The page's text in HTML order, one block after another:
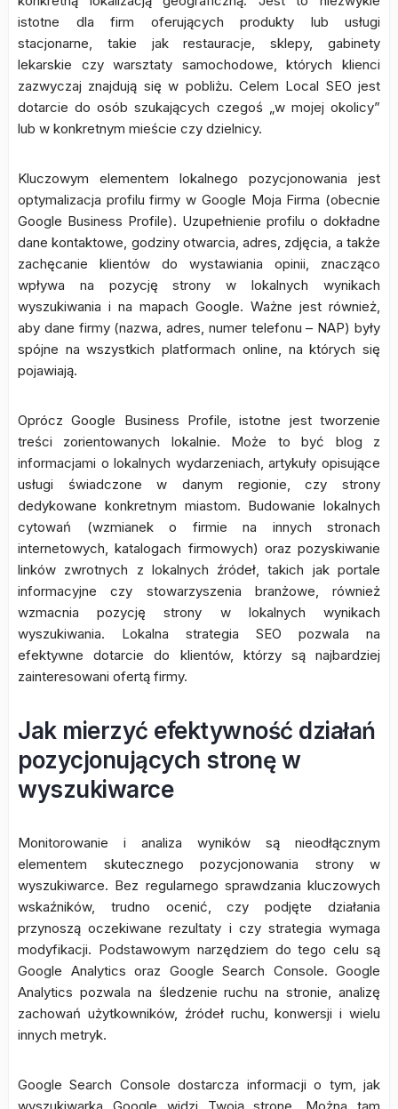
istotne dla firm oferujących produkty lub usługi
stacjonarne, takie jak restauracje, sklepy, gabinety
lekarskie czy warsztaty samochodowe, których klienci
zazwyczaj znajdują się w pobliżu. Celem Local SEO jest
dotarcie do osób szukających czegoś „w mojej okolicy”
lub w konkretnym mieście czy dzielnicy.
Kluczowym elementem lokalnego pozycjonowania jest
optymalizacja profilu firmy w Google Moja Firma (obecnie
Google Business Profile). Uzupełnienie profilu o dokładne
dane kontaktowe, godziny otwarcia, adres, zdjęcia, a także
zachęcanie klientów do wystawiania opinii, znacząco
wpływa na pozycję strony w lokalnych wynikach
wyszukiwania i na mapach Google. Ważne jest również,
aby dane firmy (nazwa, adres, numer telefonu – NAP) były
spójne na wszystkich platformach online, na których się
pojawiają.
Oprócz Google Business Profile, istotne jest tworzenie
treści zorientowanych lokalnie. Może to być blog z
informacjami o lokalnych wydarzeniach, artykuły opisujące
usługi świadczone w danym regionie, czy strony
dedykowane konkretnym miastom. Budowanie lokalnych
cytowań (wzmianek o firmie na innych stronach
internetowych, katalogach firmowych) oraz pozyskiwanie
linków zwrotnych z lokalnych źródeł, takich jak portale
informacyjne czy stowarzyszenia branżowe, również
wzmacnia pozycję strony w lokalnych wynikach
wyszukiwania. Lokalna strategia SEO pozwala na
efektywne dotarcie do klientów, którzy są najbardziej
zainteresowani ofertą firmy.
Jak mierzyć efektywność działań
pozycjonujących stronę w
wyszukiwarce
Monitorowanie i analiza wyników są nieodłącznym
elementem skutecznego pozycjonowania strony w
wyszukiwarce. Bez regularnego sprawdzania kluczowych
wskaźników, trudno ocenić, czy podjęte działania
przynoszą oczekiwane rezultaty i czy strategia wymaga
modyfikacji. Podstawowym narzędziem do tego celu są
Google Analytics oraz Google Search Console. Google
Analytics pozwala na śledzenie ruchu na stronie, analizę
zachowań użytkowników, źródeł ruchu, konwersji i wielu
innych metryk.
Google Search Console dostarcza informacji o tym, jak